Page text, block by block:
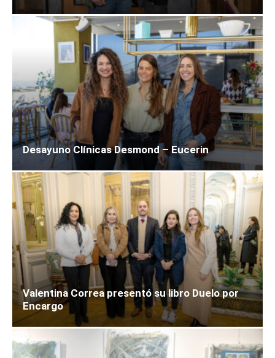
Desayuno Clínicas Desmond – Eucerin
Valentina Correa presentó su libro Duelo por
Encargo